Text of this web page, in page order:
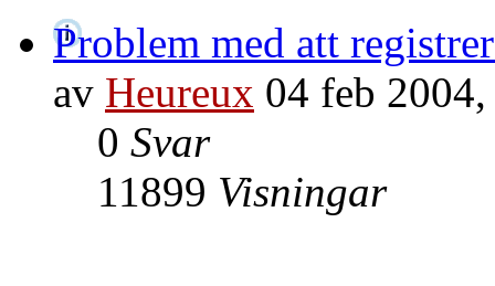
Problem med att
av Heureux 04 feb
0 Svar
11899 Visningar